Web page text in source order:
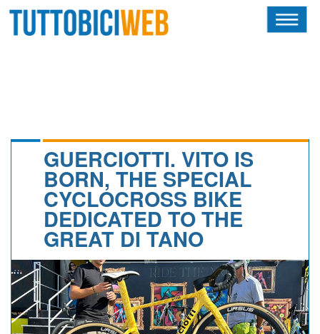
CALENDARIO
ALBI D'ORO
NEWSLETTER
GUERCIOTTI. VITO IS
BORN, THE SPECIAL
CYCLOCROSS BIKE
DEDICATED TO THE
GREAT DI TANO